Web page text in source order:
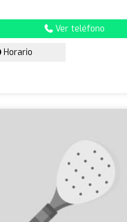
Ver teléfono
Horario